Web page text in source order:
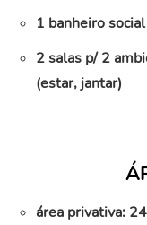
1 banheiro social
2 salas p/ 2
(estar, jantar)
área privativa: